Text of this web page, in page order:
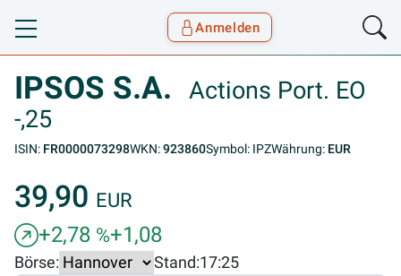
Toggle navigation
Anmelden
IPSOS S.A.
Actions Port. EO
-,25
ISIN: FR0000073298WKN:923860Symbol: IPZWährung: EUR
39,90 EUR
+2,78 %+1,08
Börse: Stand:17:25